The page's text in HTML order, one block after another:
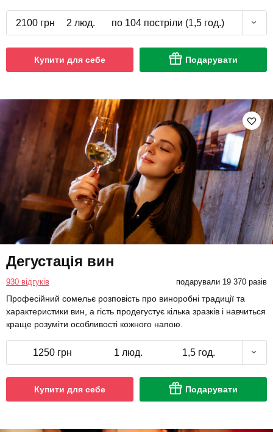
2100 грн 2 люд. по 104 постріли (1,5 год.)
Купити для себе Подарувати
Дегустація вин
930 відгуків подарували 19 370 разів
Професійний сомельє розповість про виноробні традиції та
характеристики вин, а гість продегустує кілька зразків і навчиться
краще розуміти особливості кожного напою.
1250 грн 1 люд. 1,5 год.
Купити для себе Подарувати